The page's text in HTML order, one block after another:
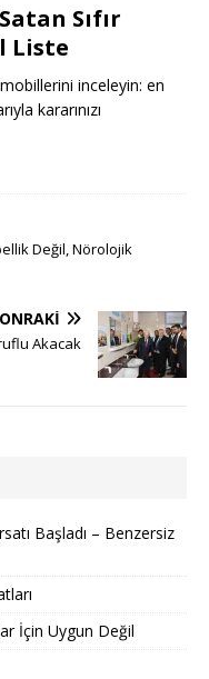
Sıfır
Liste
inceleyin: en
kararınızı
Değil, Nörolojik
Akacak
Başladı – Benzersiz
İçin Uygun Değil